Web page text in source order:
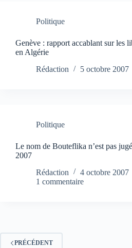
Politique
Genève : rapport accablant sur les
en Algérie
Rédaction
5 octobre 2007
Politique
Le nom de Bouteflika n’est pas
2007
Rédaction
4 octobre 2007
1 commentaire
PRÉCÉDENT